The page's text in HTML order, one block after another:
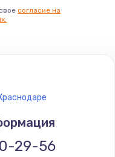
согласие на
29-56